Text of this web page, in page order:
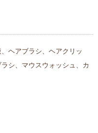
ヘアブラシ、ヘアクリッ
シ、マウスウォッシュ、カ